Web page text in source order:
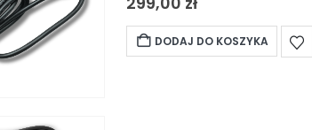
DODAJ DO KOSZYKA